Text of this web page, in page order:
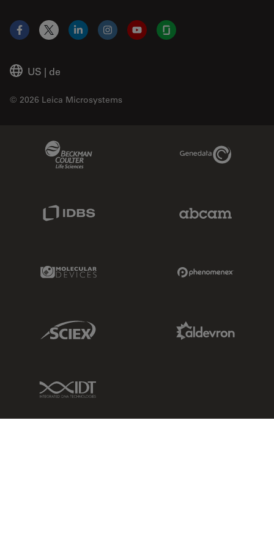
US | de
© 2026 Leica Microsystems
Facebook
X LinkedInInstagramYouTubeGlassdoor
Genedata Link
Molecular Devices Link
Sciex Link
IDT Link